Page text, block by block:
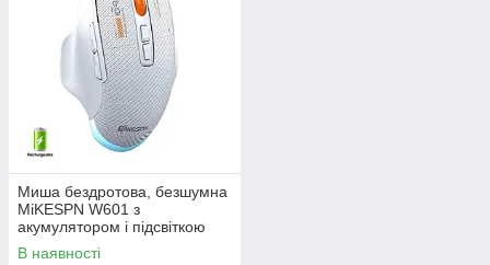
Миша бездротова, безшумна
MiKESPN W601 з
акумулятором і підсвіткою
2,4G + Bluetooth White
В наявності